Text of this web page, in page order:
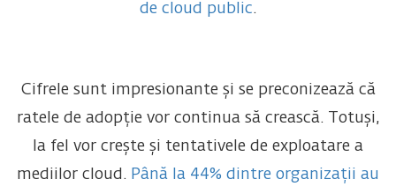
de cloud public.
Cifrele sunt impresionante și se preconizează că
ratele de adopție vor continua să crească. Totuși,
la fel vor crește și tentativele de exploatare a
mediilor cloud. Până la 44% dintre organizații au